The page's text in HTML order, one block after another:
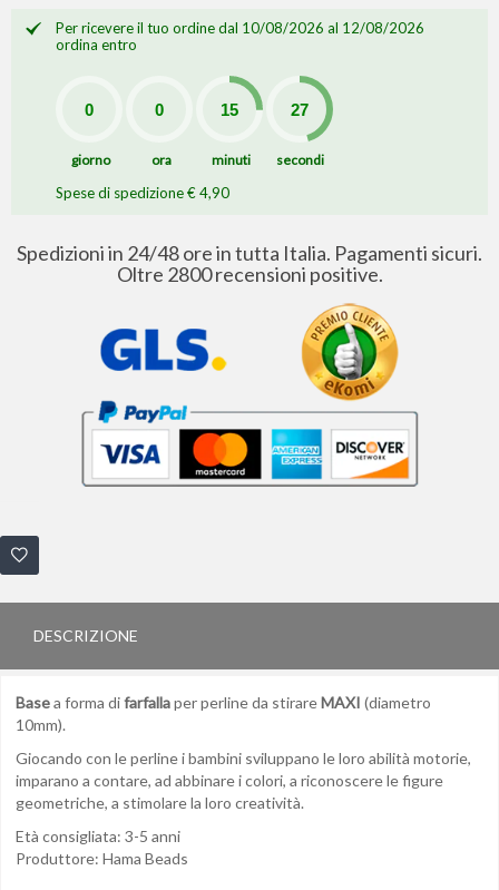
Per ricevere il tuo ordine dal 10/08/2026 al 12/08/2026
ordina entro
giorno ora minuti secondi
Spese di spedizione € 4,90
Spedizioni in 24/48 ore in tutta Italia. Pagamenti sicuri.
Oltre 2800 recensioni positive.
DESCRIZIONE
Basea forma difarfallaper perline da stirareMAXI (diametro
10mm).
Giocando con le perline i bambini sviluppano le loro abilità motorie,
imparano a contare, ad abbinare i colori, a riconoscere le figure
geometriche, a stimolare la loro creatività.
Età consigliata: 3-5 anni
Produttore: Hama Beads